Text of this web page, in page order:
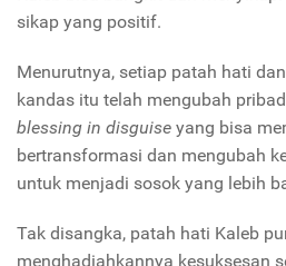
sikap yang positif.
Menurutnya, setiap patah hati
kandas itu telah mengubah
blessing in disguise yang bisa
bertransformasi dan mengubah
untuk menjadi sosok yang lebih
Tak disangka, patah hati Kaleb
menghadiahkannya kesuksesan